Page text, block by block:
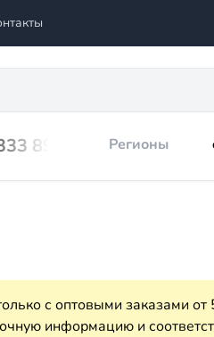
899 Регионы
с оптовыми заказами от
информацию и